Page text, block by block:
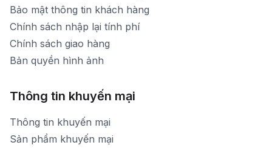
Bảo mật thông tin khách hàng
Chính sách nhập lại tính phí
Chính sách giao hàng
Bản quyền hình ảnh
Thông tin khuyến mại
Thông tin khuyến mại
Sản phẩm khuyến mại